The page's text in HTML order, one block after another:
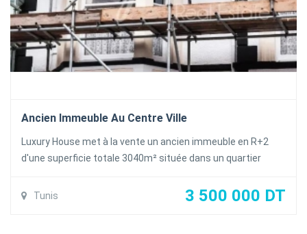
Ancien Immeuble Au Centre Ville
Luxury House met à la vente un ancien immeuble en R+2
d'une superficie totale 3040m² située dans un quartier
sécurisée sur route principale à bénéficier d'une visibilité
Tunis 3 500 000 DT